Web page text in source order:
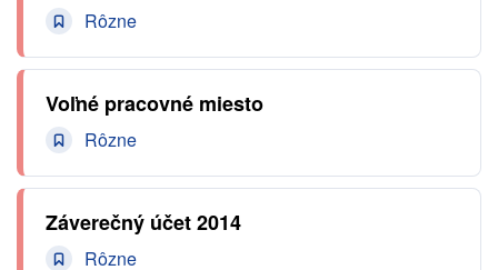
Rôzne
Voľné pracovné miesto
Rôzne
Záverečný účet 2014
Rôzne